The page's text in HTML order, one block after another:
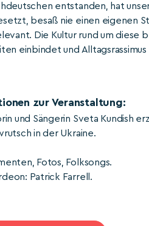
entstanden, hat
besaß nie einen eigenen
Die Kultur rund um diese
einbindet und
zur Veranstaltung:
und Sängerin Sveta Kundish
in der Ukraine.
Fotos, Folksongs.
Patrick Farrell.